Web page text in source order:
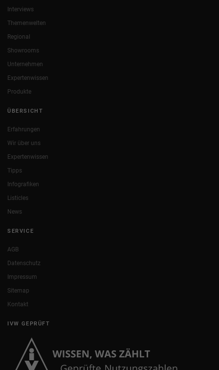
Interviews
Themenwelten
Regional
Showrooms
Unternehmen
Expertenwissen
Produkte
ÜBERSICHT
Erfahrungen
Wir über uns
Expertenwissen
Tipps
Infografiken
Listicles
News
SERVICE
AGB
Datenschutz
Impressum
Sitemap
Kontakt
IVW GEPRÜFT